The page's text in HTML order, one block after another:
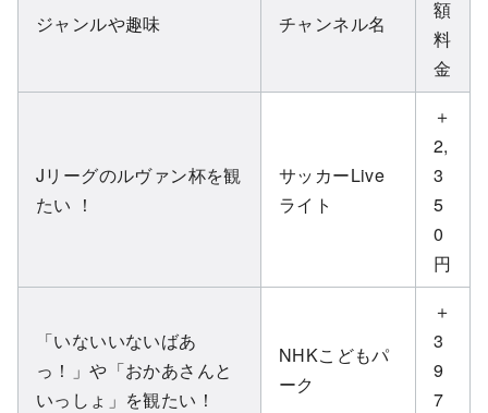
ジャンルや趣味 チャンネル名
額
料
金
Jリーグのルヴァン杯を観
たい ！
サッカーLive
ライト
＋
2,
3
5
0
円
「いないいないばあ
っ！」や「おかあさんと
いっしょ」を観たい！
NHKこどもパ
ーク
＋
3
9
7